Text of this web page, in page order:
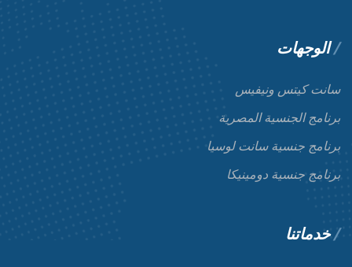
الوجهات
سانت كيتس ونيفيس
برنامج الجنسية المصرية
برنامج جنسية سانت لوسيا
برنامج جنسية دومينيكا
خدماتنا